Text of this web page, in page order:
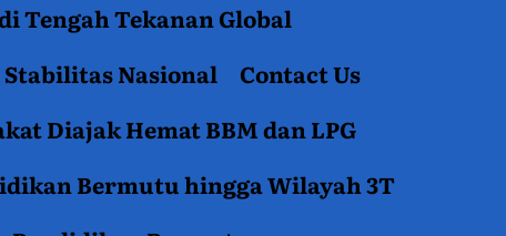
Tengah Tekanan Global
Nasional
Contact Us
Diajak Hemat BBM dan LPG
Bermutu hingga Wilayah 3T